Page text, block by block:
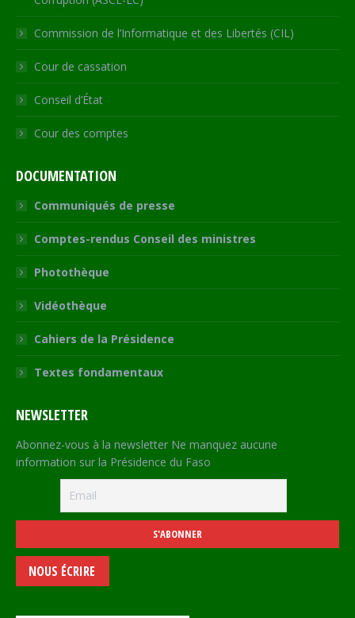
Commission de l’Informatique et des Libertés (CIL)
Cour de cassation
Conseil d’État
Cour des comptes
DOCUMENTATION
Communiqués de presse
Comptes-rendus Conseil des ministres
Photothèque
Vidéothèque
Cahiers de la Présidence
Textes fondamentaux
NEWSLETTER
Abonnez-vous à la newsletter Ne manquez aucune
information sur la Présidence du Faso
NOUS ÉCRIRE